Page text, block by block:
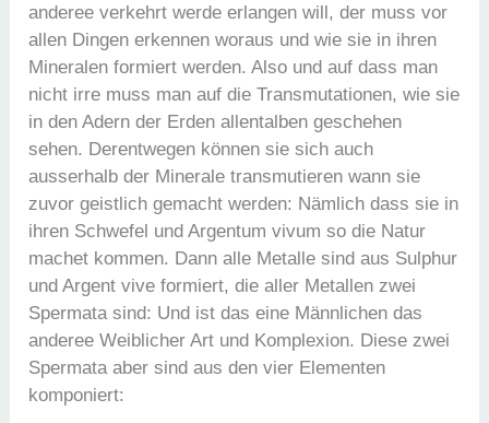
anderee verkehrt werde erlangen will, der muss vor
allen Dingen erkennen woraus und wie sie in ihren
Mineralen formiert werden. Also und auf dass man
nicht irre muss man auf die Transmutationen, wie sie
in den Adern der Erden allentalben geschehen
sehen. Derentwegen können sie sich auch
ausserhalb der Minerale transmutieren wann sie
zuvor geistlich gemacht werden: Nämlich dass sie in
ihren Schwefel und Argentum vivum so die Natur
machet kommen. Dann alle Metalle sind aus Sulphur
und Argent vive formiert, die aller Metallen zwei
Spermata sind: Und ist das eine Männlichen das
anderee Weiblicher Art und Komplexion. Diese zwei
Spermata aber sind aus den vier Elementen
komponiert: